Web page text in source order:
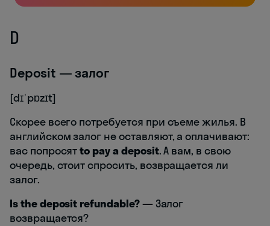
D
Deposit — залог
[dɪˈpɒzɪt]
Скорее всего потребуется при съеме жилья. В
английском залог не оставляют, а оплачивают:
вас попросятto pay a deposit. А вам, в свою
очередь, стоит спросить, возвращается ли
залог.
Is the deposit refundable?—Залог
возвращается?